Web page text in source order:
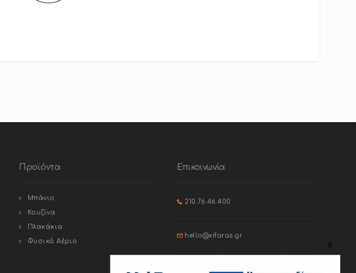
Προϊόντα
Μπάνιο
Κουζίνα
Πλακάκια
Φυσικό Αέριο
Επικοινωνία
210.76.46.400
hello@xifaras.gr
x